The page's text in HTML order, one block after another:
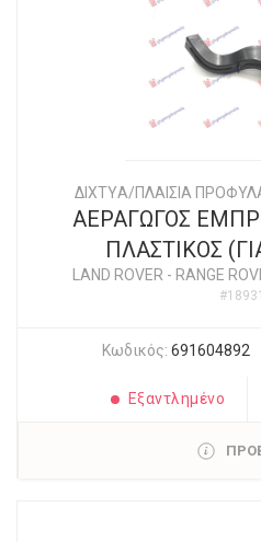
ΔΙΧΤYΑ/ΠΛΑΙΣΙΑ
ΑΕΡΑΓΩΓΟΣ
ΠΛΑΣΤΙΚΟΣ
LAND ROVER - RANGE
Κωδικός: 691604892
Εξαντλημένο